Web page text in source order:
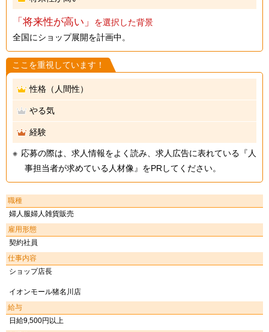
「将来性が高い」
を選択した背景
全国にショップ展開を計画中。
ここを重視しています！
性格（人間性）
やる気
経験
応募の際は、求人情報をよく読み、求人広告に表れている『人
事担当者が求めている人材像』をPRしてください。
職種
婦人服婦人雑貨販売
雇用形態
契約社員
仕事内容
ショップ店長
イオンモール猪名川店
給与
日給9,500円以上